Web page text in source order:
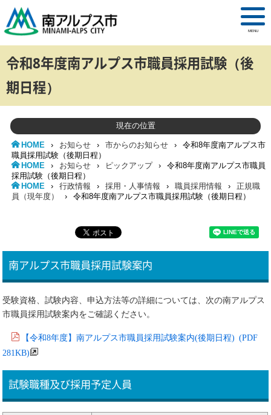
MENU
令和8年度南アルプス市職員採用試験（後
期日程）
現在の位置
HOME › お知らせ › 市からのお知らせ ›
令和8年度南アルプス市
職員採用試験（後期日程）
HOME
› お知らせ › ピックアップ ›
令和8年度南アルプス市職員
採用試験（後期日程）
HOME
› 行政情報 › 採用・人事情報 › 職員採用情報 ›
正規職
員（現年度）
› 令和8年度南アルプス市職員採用試験（後期日程）
南アルプス市職員採用試験案内
受験資格、試験内容、申込方法等の詳細については、次の南アルプス
市職員採用試験案内をご確認ください。
【令和8年度】南アルプス市職員採用試験案内(後期日程) (PDF
281KB)
試験職種及び採用予定人員